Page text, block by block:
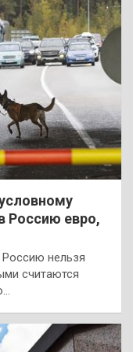
Россию евро,
нельзя
считаются